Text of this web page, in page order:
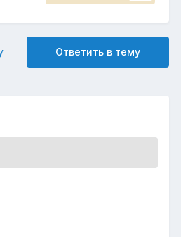
Ответить в тему